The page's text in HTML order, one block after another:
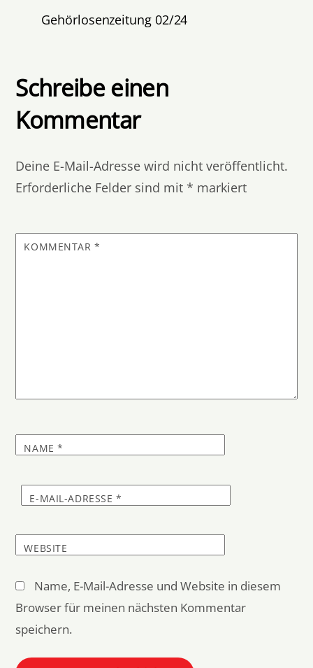
Gehörlosenzeitung 02/24
Schreibe einen
Kommentar
Deine E-Mail-Adresse wird nicht veröffentlicht.
Erforderliche Felder sind mit* markiert
KOMMENTAR*
NAME*
E-MAIL-ADRESSE *
WEBSITE
Name, E-Mail-Adresse und Website in diesem
Browser für meinen nächsten Kommentar
speichern.